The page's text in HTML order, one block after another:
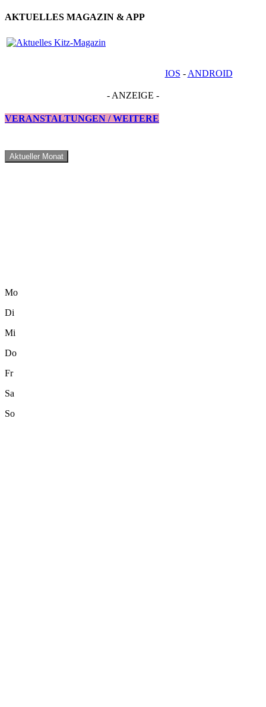
AKTUELLES MAGAZIN & APP
IOS - ANDROID
- ANZEIGE -
VERANSTALTUNGEN / WEITERE
Aktueller Monat
Mo
Di
Mi
Do
Fr
Sa
So